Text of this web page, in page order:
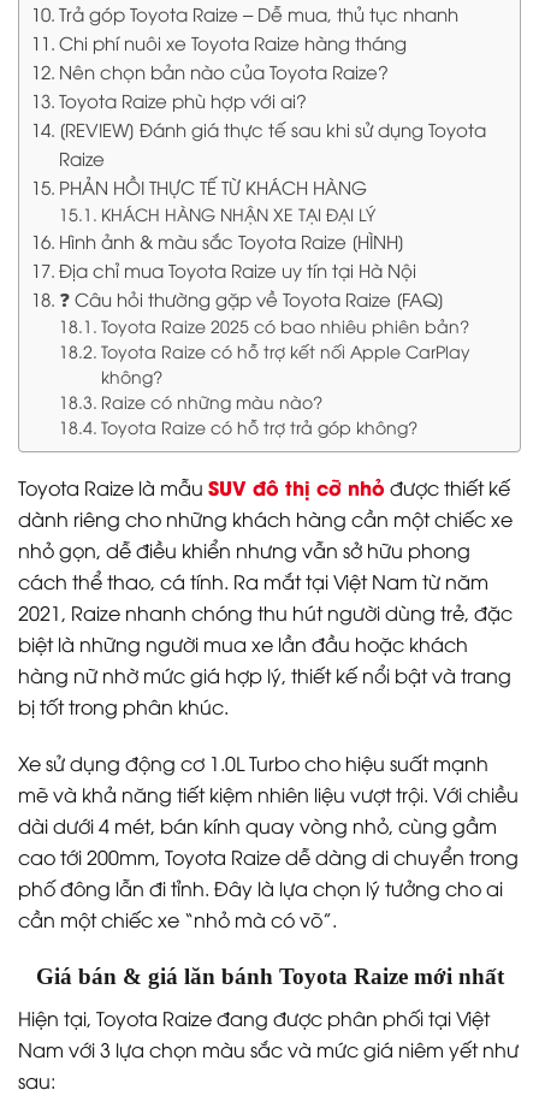
Trả góp Toyota Raize – Dễ mua, thủ tục nhanh
Chi phí nuôi xe Toyota Raize hàng tháng
Nên chọn bản nào của Toyota Raize?
Toyota Raize phù hợp với ai?
[REVIEW] Đánh giá thực tế sau khi sử dụng Toyota
Raize
PHẢN HỒI THỰC TẾ TỪ KHÁCH HÀNG
KHÁCH HÀNG NHẬN XE TẠI ĐẠI LÝ
Hình ảnh & màu sắc Toyota Raize [HÌNH]
Địa chỉ mua Toyota Raize uy tín tại Hà Nội
❓ Câu hỏi thường gặp về Toyota Raize [FAQ]
Toyota Raize 2025 có bao nhiêu phiên bản?
Toyota Raize có hỗ trợ kết nối Apple CarPlay
không?
Raize có những màu nào?
Toyota Raize có hỗ trợ trả góp không?
Toyota Raize là mẫu SUV đô thị cỡ nhỏ được thiết kế
dành riêng cho những khách hàng cần một chiếc xe
nhỏ gọn, dễ điều khiển nhưng vẫn sở hữu phong
cách thể thao, cá tính. Ra mắt tại Việt Nam từ năm
2021, Raize nhanh chóng thu hút người dùng trẻ, đặc
biệt là những người mua xe lần đầu hoặc khách
hàng nữ nhờ mức giá hợp lý, thiết kế nổi bật và trang
bị tốt trong phân khúc.
Xe sử dụng động cơ 1.0L Turbo cho hiệu suất mạnh
mẽ và khả năng tiết kiệm nhiên liệu vượt trội. Với chiều
dài dưới 4 mét, bán kính quay vòng nhỏ, cùng gầm
cao tới 200mm, Toyota Raize dễ dàng di chuyển trong
phố đông lẫn đi tỉnh. Đây là lựa chọn lý tưởng cho ai
cần một chiếc xe “nhỏ mà có võ”.
Giá bán & giá lăn bánh Toyota Raize mới nhất
Hiện tại, Toyota Raize đang được phân phối tại Việt
Nam với 3 lựa chọn màu sắc và mức giá niêm yết như
sau: